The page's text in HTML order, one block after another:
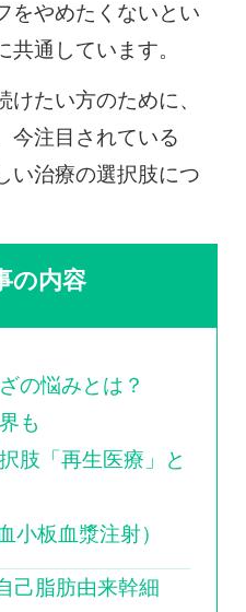
をやめたくないとい
共通しています。
たい方のために、
今注目されている
い治療の選択肢につ
の内容
の悩みとは？
も
肢「再生医療」と
小板血漿注射）
己脂肪由来幹細